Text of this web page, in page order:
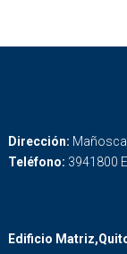
Dirección: Mañosca
Teléfono: 3941800
Edificio